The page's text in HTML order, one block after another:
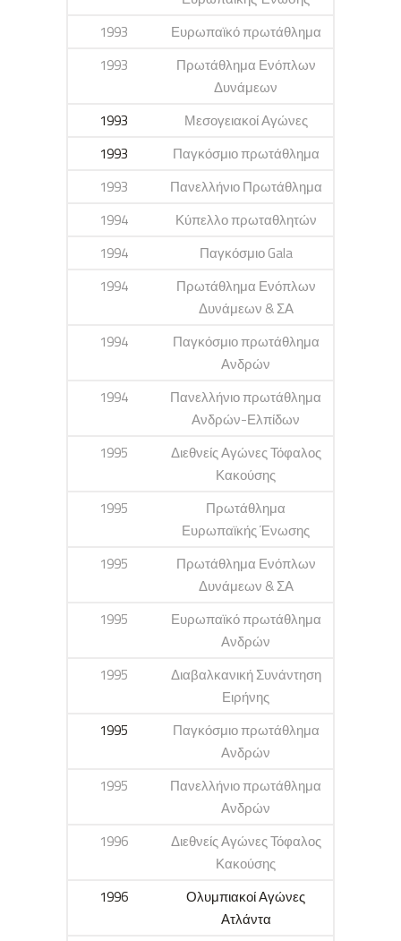
1993
Ευρωπαϊκό πρωτάθλημα
1993
Πρωτάθλημα Ενόπλων
Δυνάμεων
1993
Μεσογειακοί Αγώνες
1993
Παγκόσμιο πρωτάθλημα
1993
Πανελλήνιο Πρωτάθλημα
1994
Κύπελλο πρωταθλητών
1994
Παγκόσμιο Gala
1994
Πρωτάθλημα Ενόπλων
Δυνάμεων & ΣΑ
1994
Παγκόσμιο πρωτάθλημα
Ανδρών
1994
Πανελλήνιο πρωτάθλημα
Ανδρών-Ελπίδων
1995
Διεθνείς Αγώνες Τόφαλος
Κακούσης
1995
Πρωτάθλημα
Ευρωπαϊκής Ένωσης
1995
Πρωτάθλημα Ενόπλων
Δυνάμεων & ΣΑ
1995
Ευρωπαϊκό πρωτάθλημα
Ανδρών
1995
Διαβαλκανική Συνάντηση
Ειρήνης
1995
Παγκόσμιο πρωτάθλημα
Ανδρών
1995
Πανελλήνιο πρωτάθλημα
Ανδρών
1996
Διεθνείς Αγώνες Τόφαλος
Κακούσης
1996
Ολυμπιακοί Αγώνες
Ατλάντα